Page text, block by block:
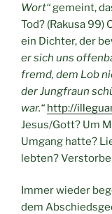
Wort“ gemeint,
Tod? (Rakusa 99)
ein Dichter, der
er sich uns
fremd, dem Lob
der Jungfraun
war.“ http://
Jesus/Gott? Um
Umgang hatte?
lebten?
Immer wieder
dem